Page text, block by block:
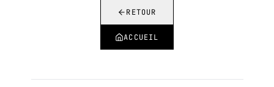
RETOUR
ACCUEIL